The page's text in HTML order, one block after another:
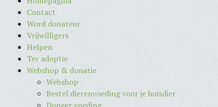
Contact
Word donateur
Vrijwilligers
Helpen
Ter adoptie
Webshop & donatie
Webshop
Bestel dierenvoeding voor je huisdier